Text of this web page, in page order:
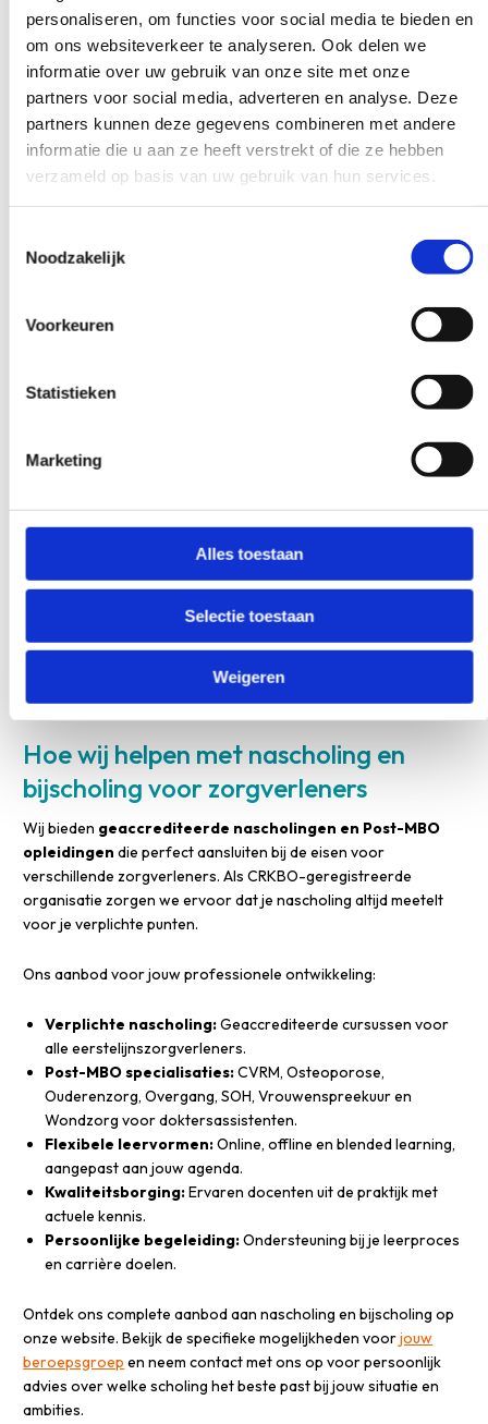
personaliseren, om functies voor social media te bieden en
om ons websiteverkeer te analyseren. Ook delen we
informatie over uw gebruik van onze site met onze
partners voor social media, adverteren en analyse. Deze
partners kunnen deze gegevens combineren met andere
informatie die u aan ze heeft verstrekt of die ze hebben
verzameld op basis van uw gebruik van hun services.
Noodzakelijk
Voorkeuren
Statistieken
Marketing
Alles toestaan
Selectie toestaan
Weigeren
Let op dat deze eisen regelmatig kunnen wijzigen. Controleer
altijd de actuele eisen bij je beroepsorganisatie. Sommige
specialisaties hebben aanvullende eisen boven op de
basisnascholingsverplichting.
Wanneer kies je voor bijscholing naast
je verplichte nascholing?
specialiseren, carrière wilt maken of persoonlijk wilt groeien.
Bijscholing helpt je om je te onderscheiden, nieuwe
Praktische overwegingen voor het kiezen van bijscholing:
Specialisatie:
zorggebieden zoals CVRM, Osteoporose, Ouderenzorg,
Carrière doelen:
Bereid je voor op leidinggevende functies
Persoonlijke interesse:Volg onderwerpen die je energie
geven en motiveren.
Vergroot je kansen op de arbeidsmarkt met
extra kwalificaties.
Plan je bijscholing strategisch door eerst je doelen helder te
krijgen. Kies onderwerpen die aansluiten bij je ambities en de
behoeften van je werkgever of praktijk. Zo investeer je gericht
in je professionele toekomst.
Hoe wij helpen met nascholing en
bijscholing voor zorgverleners
Wij bieden geaccrediteerde nascholingen en Post-MBO
opleidingen die perfect aansluiten bij de eisen voor
verschillende zorgverleners. Als CRKBO-geregistreerde
organisatie zorgen we ervoor dat je nascholing altijd meetelt
voor je verplichte punten.
Ons aanbod voor jouw professionele ontwikkeling:
Verplichte nascholing:Geaccrediteerde cursussen voor
alle eerstelijnszorgverleners.
Post-MBO specialisaties:CVRM, Osteoporose,
Ouderenzorg, Overgang, SOH, Vrouwenspreekuur en
Wondzorg voor doktersassistenten.
Flexibele leervormen:Online, offline en blended learning,
aangepast aan jouw agenda.
Kwaliteitsborging:Ervaren docenten uit de praktijk met
actuele kennis.
Persoonlijke begeleiding:Ondersteuning bij je leerproces
en carrière doelen.
Ontdek ons complete aanbod aan nascholing en bijscholing op
onze website. Bekijk de specifieke mogelijkheden voorjouw
beroepsgroep en neem contact met ons op voor persoonlijk
advies over welke scholing het beste past bij jouw situatie en
ambities.